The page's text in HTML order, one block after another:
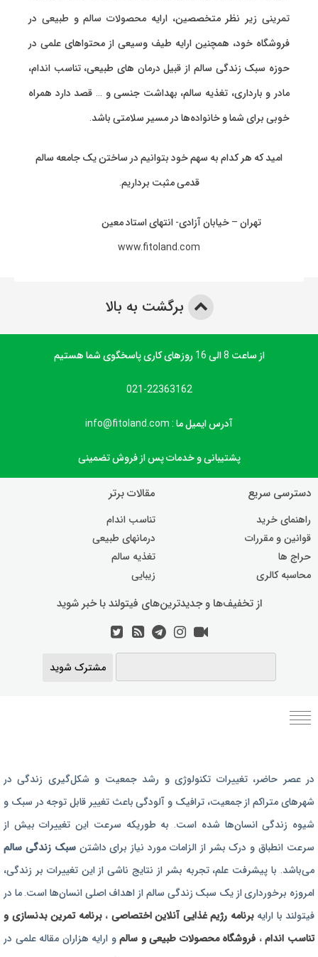
تمرینیزیر نظر متخصصین، ارایه محصولات سالم و طبیعی در
فروشگاه خود، همچنین ارایه طیف وسیعی از محتواهای علمی در
حوزه سبک زندگی سالم از قبیل درمان های طبیعی، تناسب اندام،
مادر و بارداری، تغذیه سالم، بهداشت جنسی و … قصد دارد همراه
خوبی برای شما و خانواده‌ها در مسیر سلامتی باشد.
امید که هر کدام به سهم خود بتوانیم در ساختن یک جامعه سالم
قدمی مثبت برداریم.
تهران – خیابان آزادی- انتهای استاد معین
www.fitoland.com
برگشت به بالا
از ساعت 8 الی 16 روزهای کاری پاسخگوی شما هستیم
021-22363162
آدرس ایمیل ما : info@fitoland.com
پشتیبانی و خدمات پس از فروش تضمینی
دسترسی سریع
راهنمای خرید
قوانین و مقررات
حراج ها
محاسبه کالری
مقالات برتر
تناسب اندام
درمانهای طبیعی
تغذیه سالم
زیبایی
از تخفیف‌ها و جدیدترین‌های فیتولند با خبر شوید
مشترک شوید
رژیم غذایی بارداری
برنامه رژیم درمانی
برنامه تمرین بدنسازی
برنامه تمرینی
محصولات طبیعی و سالم
در عصر حاضر،‌ تغییرات تکنولوژی و رشد جمعیت و شکل‌گیری زندگی‌ در
شهرهای متراکم از جمعیت، ترافیک و آلودگی باعث تغییر قابل توجه در سبک و
شیوه زندگی انسان‌ها شده است. به طوریکه سرعت این تغییرات بیش از
سرعت انطباق و درک بشر از الزامات مورد نیاز برای داشتنسبک زندگی سالم
می‌باشد. با پیشرفت علم، تجربه بشر از نتایج ناشی از این تغییرات بر زندگی،
امروزه برخورداری از یک سبک زندگی سالم از اهداف اصلی انسان‌ها است. ما در
فیتولند با ارایهبرنامه رژیم غذایی آنلاین اختصاصی ،برنامه تمرین بدنسازی و
تناسب اندام، فروشگاه محصولات طبیعی و سالمو ارایه هزاران مقاله علمی در